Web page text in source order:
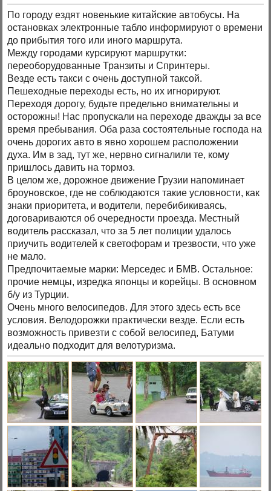
По городу ездят новенькие китайские автобусы. На
остановках электронные табло информируют о времени
до прибытия того или иного маршрута.
Между городами курсируют маршрутки:
переоборудованные Транзиты и Спринтеры.
Везде есть такси с очень доступной таксой.
Пешеходные переходы есть, но их игнорируют.
Переходя дорогу, будьте предельно внимательны и
осторожны! Нас пропускали на переходе дважды за все
время пребывания. Оба раза состоятельные господа на
очень дорогих авто в явно хорошем расположении
духа. Им в зад, тут же, нервно сигналили те, кому
пришлось давить на тормоз.
В целом же, дорожное движение Грузии напоминает
броуновское, где не соблюдаются такие условности, как
знаки приоритета, и водители, перебибикиваясь,
договариваются об очередности проезда. Местный
водитель рассказал, что за 5 лет полиции удалось
приучить водителей к светофорам и трезвости, что уже
не мало.
Предпочитаемые марки: Мерседес и БМВ. Остальное:
прочие немцы, изредка японцы и корейцы. В основном
б/у из Турции.
Очень много велосипедов. Для этого здесь есть все
условия. Велодорожки практически везде. Если есть
возможность привезти с собой велосипед, Батуми
идеально подходит для велотуризма.